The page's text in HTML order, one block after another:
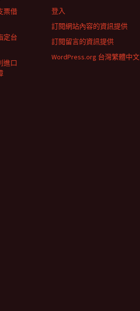
票借
定台
進口
登入
訂閱網站內容的資訊提供
訂閱留言的資訊提供
WordPress.org 台灣繁體中文